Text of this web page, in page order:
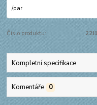
/par
Číslo produktu:
Kompletní specifikace
Komentáře 0